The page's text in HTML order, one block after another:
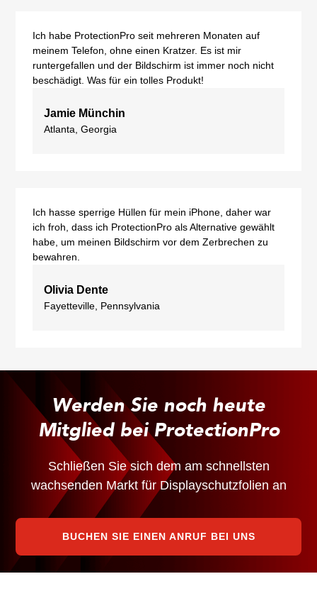
Ich habe ProtectionPro seit mehreren Monaten auf
meinem Telefon, ohne einen Kratzer. Es ist mir
runtergefallen und der Bildschirm ist immer noch nicht
beschädigt. Was für ein tolles Produkt!
Jamie Münchin
Atlanta, Georgia
Ich hasse sperrige Hüllen für mein iPhone, daher war
ich froh, dass ich ProtectionPro als Alternative gewählt
habe, um meinen Bildschirm vor dem Zerbrechen zu
bewahren.
Olivia Dente
Fayetteville, Pennsylvania
Werden Sie noch heute
Mitglied bei ProtectionPro
Schließen Sie sich dem am schnellsten
wachsenden Markt für Displayschutzfolien an
BUCHEN SIE EINEN ANRUF BEI UNS